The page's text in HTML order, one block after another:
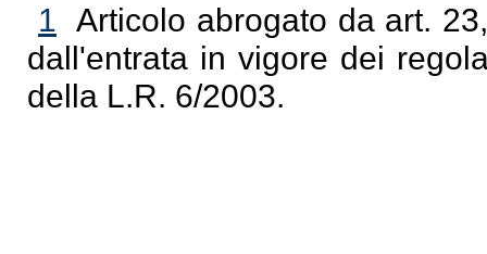
1 Articolo abrogato da art.
dall'entrata in vigore dei
della L.R. 6/2003.